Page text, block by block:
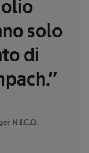
solo
di
N.I.C.O.